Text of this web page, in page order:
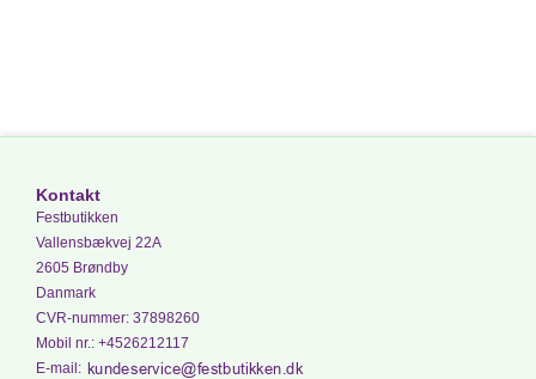
Kontakt
Festbutikken
Vallensbækvej 22A
2605 Brøndby
Danmark
CVR-nummer: 37898260
Mobil nr.: +4526212117
E-mail :